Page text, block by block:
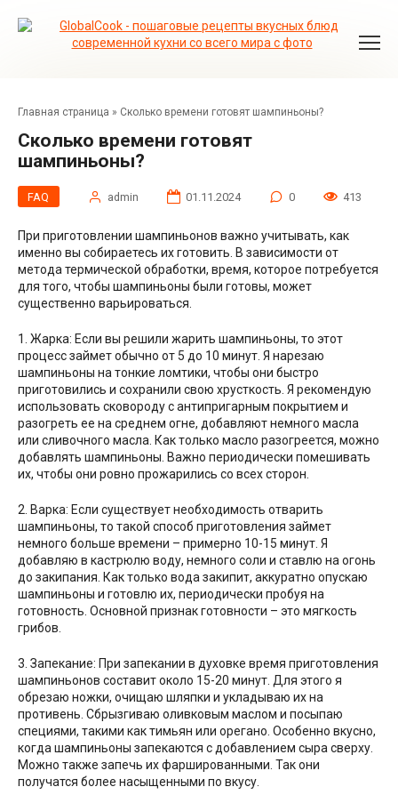
Главная страница » Сколько времени готовят шампиньоны?
Сколько времени готовят
шампиньоны?
FAQ admin 01.11.2024 0 413
При приготовлении шампиньонов важно учитывать, как
именно вы собираетесь их готовить. В зависимости от
метода термической обработки, время, которое потребуется
для того, чтобы шампиньоны были готовы, может
существенно варьироваться.
1. Жарка: Если вы решили жарить шампиньоны, то этот
процесс займет обычно от 5 до 10 минут. Я нарезаю
шампиньоны на тонкие ломтики, чтобы они быстро
приготовились и сохранили свою хрусткость. Я рекомендую
использовать сковороду с антипригарным покрытием и
разогреть ее на среднем огне, добавляют немного масла
или сливочного масла. Как только масло разогреется, можно
добавлять шампиньоны. Важно периодически помешивать
их, чтобы они ровно прожарились со всех сторон.
2. Варка: Если существует необходимость отварить
шампиньоны, то такой способ приготовления займет
немного больше времени – примерно 10-15 минут. Я
добавляю в кастрюлю воду, немного соли и ставлю на огонь
до закипания. Как только вода закипит, аккуратно опускаю
шампиньоны и готовлю их, периодически пробуя на
готовность. Основной признак готовности – это мягкость
грибов.
3. Запекание: При запекании в духовке время приготовления
шампиньонов составит около 15-20 минут. Для этого я
обрезаю ножки, очищаю шляпки и укладываю их на
противень. Сбрызгиваю оливковым маслом и посыпаю
специями, такими как тимьян или орегано. Особенно вкусно,
когда шампиньоны запекаются с добавлением сыра сверху.
Можно также запечь их фаршированными. Так они
получатся более насыщенными по вкусу.